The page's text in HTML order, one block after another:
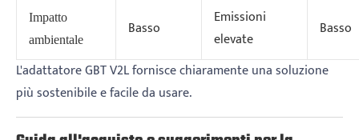
Impatto
ambientale
Basso
Emissioni
elevate
Basso
L'adattatore GBT V2L fornisce chiaramente una soluzione
più sostenibile e facile da usare.